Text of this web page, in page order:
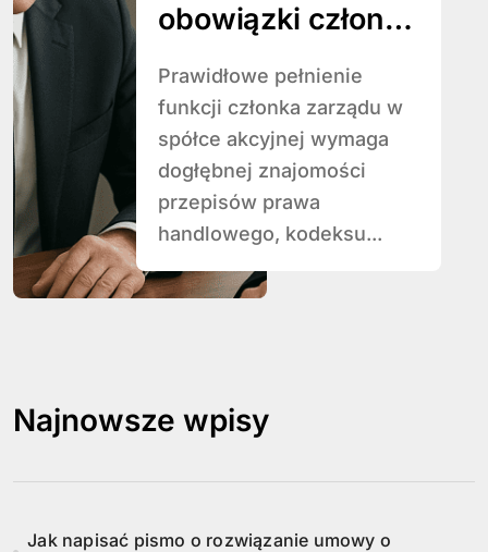
obowiązki członka
akcyjnej
Prawidłowe pełnienie
funkcji członka zarządu w
spółce akcyjnej wymaga
dogłębnej znajomości
przepisów prawa
handlowego, kodeksu...
Najnowsze wpisy
Jak napisać pismo o rozwiązanie umowy o